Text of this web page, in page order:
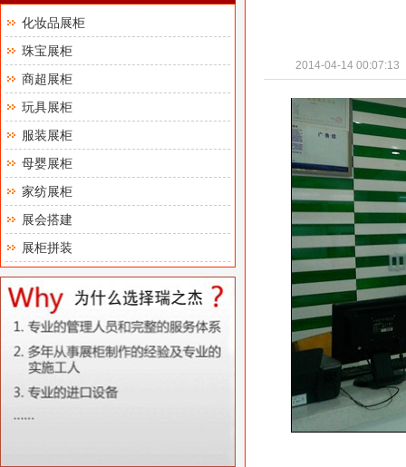
化妆品展柜
珠宝展柜
商超展柜
玩具展柜
服装展柜
母婴展柜
家纺展柜
展会搭建
展柜拼装
2014-04-14 00:07:13